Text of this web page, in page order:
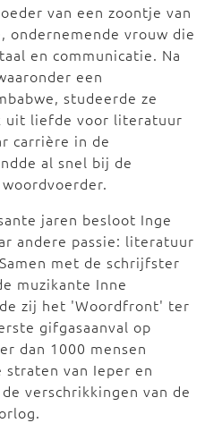
van een zoontje van
ondernemende vrouw die
en communicatie. Na
een
studeerde ze
uit liefde voor literatuur
carrière in de
al snel bij de
jaren besloot Inge
andere passie: literatuur
met de schrijfster
muzikante Inne
zij het 'Woordfront' ter
gifgasaanval op
dan 1000 mensen
straten van Ieper en
verschrikkingen van de